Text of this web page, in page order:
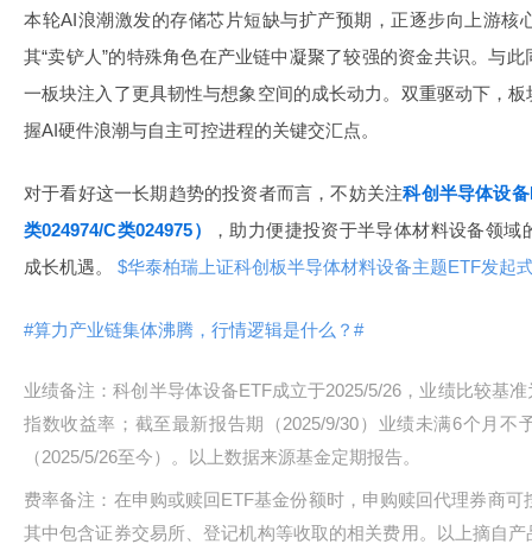
本轮AI浪潮激发的存储芯片短缺与扩产预期，正逐步向上游核
其“卖铲人”的特殊角色在产业链中凝聚了较强的资金共识。与
一板块注入了更具韧性与想象空间的成长动力。双重驱动下，
握AI硬件浪潮与自主可控进程的关键交汇点。
对于看好这一长期趋势的投资者而言，不妨关注科创半导体设
类024974/C类024975）
，助力便捷投资于半导体材料设备领
成长机遇。
$华泰柏瑞上证科创板半导体材料设备主题ETF发起
#算力产业链集体沸腾，行情逻辑是什么？#
业绩备注：科创半导体设备ETF成立于2025/5/26，业绩比较基
指数收益率；截至最新报告期（2025/9/30）业绩未满6个月不
（2025/5/26至今）。以上数据来源基金定期报告。
费率备注：在申购或赎回ETF基金份额时，申购赎回代理券商
其中包含证券交易所、登记机构等收取的相关费用。以上摘自